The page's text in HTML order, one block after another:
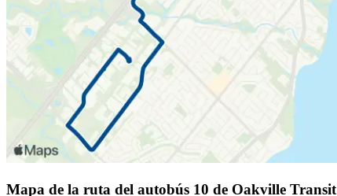
Mapa de la ruta del autobús 10 de Oakville Transit